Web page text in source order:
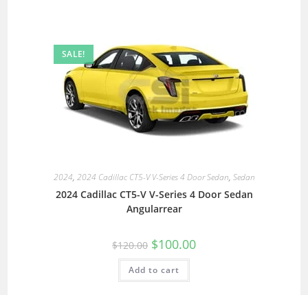
SALE!
2024, 2024 Cadillac CT5-V V-Series 4 Door Sedan, Sedan
2024 Cadillac CT5-V V-Series 4 Door Sedan
Angularrear
$120.00 $100.00
Add to cart